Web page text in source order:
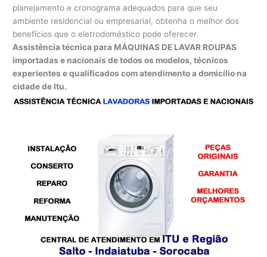
planejamento e cronograma adequados para que seu
ambiente residencial ou empresarial, obtenha o melhor dos
benefícios que o eletrodoméstico pode oferecer.
Assistência técnica para MÁQUINAS DE LAVAR ROUPAS
importadas e nacionais de todos os modelos, técnicos
experientes e qualificados com atendimento a domicílio na
cidade de Itu.